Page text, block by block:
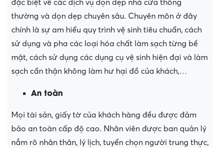
đặc biệt về các dịch vụ dọn dẹp nhà cửa thông
thường và dọn dẹp chuyên sâu. Chuyên môn ở đây
chính là sự am hiểu quy trình vệ sinh tiêu chuẩn, cách
sử dụng và pha các loại hóa chất làm sạch từng bề
mặt, cách sử dụng các dụng cụ vệ sinh hiện đại và làm
sạch cẩn thận không làm hư hại đồ của khách,…
An toàn
Mọi tài sản, giấy tờ của khách hàng đều được đảm
bảo an toàn cấp độ cao. Nhân viên được ban quản lý
nắm rõ nhân thân, lý lịch, tuyển chọn người trung thực,